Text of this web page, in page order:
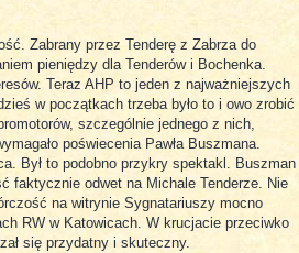
Zabrany przez Tenderę z Zabrza do
pieniędzy dla Tenderów i Bochenka.
Teraz AHP to jeden z najważniejszych
w początkach trzeba było to i owo zrobić
szczególnie jednego z nich,
poświecenia Pawła Buszmana.
Był to podobno przykry spektakl. Buszman
faktycznie odwet na Michale Tenderze. Nie
na witrynie Sygnatariuszy mocno
RW w Katowicach. W krucjacie przeciwko
się przydatny i skuteczny.